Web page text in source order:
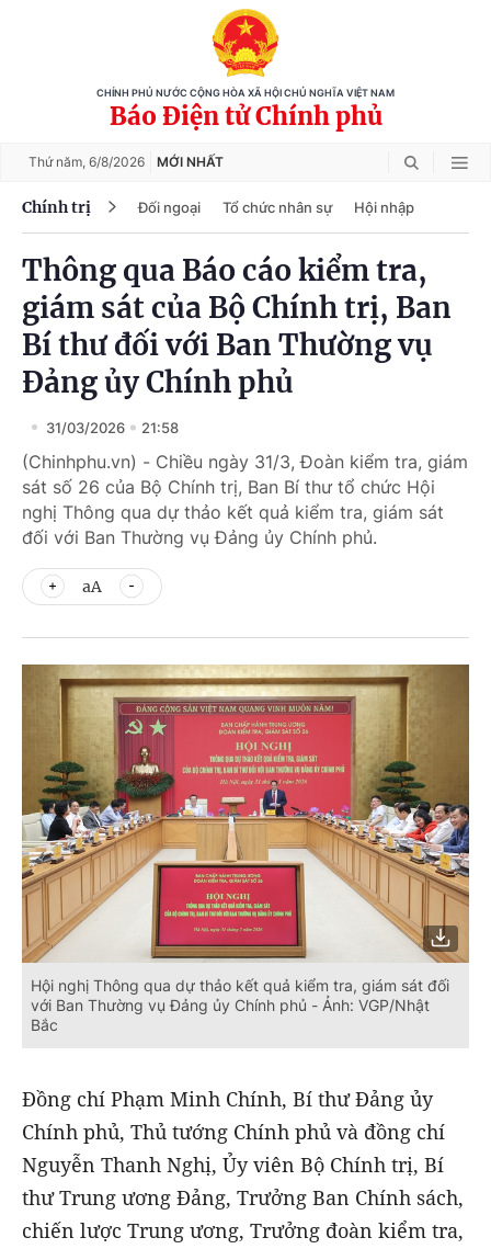
CHÍNH PHỦ NƯỚC CỘNG HÒA XÃ HỘI CHỦ NGHĨA VIỆT NAM
Báo Điện tử Chính phủ
Thứ năm, 6/8/2026 MỚI NHẤT
Chính trị Đối ngoại Tổ chức nhân sự Hội nhập
Thông qua Báo cáo kiểm tra,
giám sát của Bộ Chính trị, Ban
Bí thư đối với Ban Thường vụ
Đảng ủy Chính phủ
31/03/2026 21:58
(Chinhphu.vn) - Chiều ngày 31/3, Đoàn kiểm tra, giám
sát số 26 của Bộ Chính trị, Ban Bí thư tổ chức Hội
nghị Thông qua dự thảo kết quả kiểm tra, giám sát
đối với Ban Thường vụ Đảng ủy Chính phủ.
aA
Hội nghị Thông qua dự thảo kết quả kiểm tra, giám sát đối
với Ban Thường vụ Đảng ủy Chính phủ - Ảnh: VGP/Nhật
Bắc
Đồng chí Phạm Minh Chính, Bí thư Đảng ủy
Chính phủ, Thủ tướng Chính phủ và đồng chí
Nguyễn Thanh Nghị, Ủy viên Bộ Chính trị, Bí
thư Trung ương Đảng, Trưởng Ban Chính sách,
chiến lược Trung ương, Trưởng đoàn kiểm tra,